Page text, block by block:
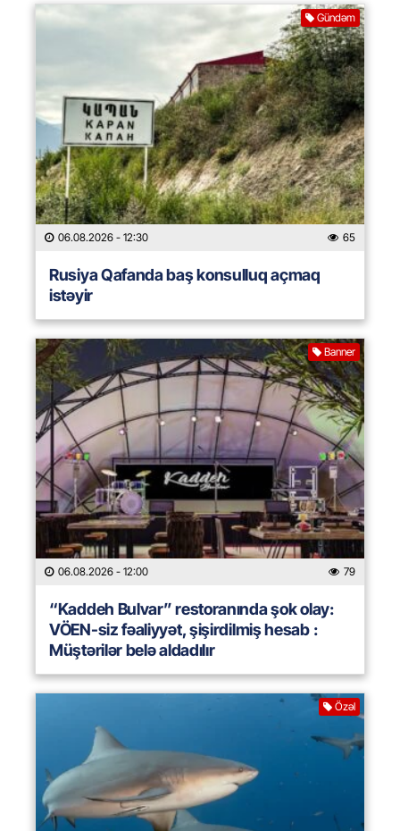
Gündəm
06.08.2026 - 12:30 65
Rusiya Qafanda baş konsulluq açmaq
istəyir
Banner
06.08.2026 - 12:00 79
“Kaddeh Bulvar” restoranında şok olay:
VÖEN-siz fəaliyyət, şişirdilmiş hesab :
Müştərilər belə aldadılır
Özəl